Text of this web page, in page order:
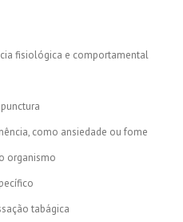
fisiológica e comportamental
como ansiedade ou fome
organismo
tabágica